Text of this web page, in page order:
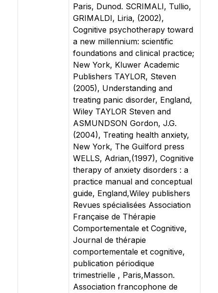
Paris, Dunod. SCRIMALI, Tullio,
GRIMALDI, Liria, (2002),
Cognitive psychotherapy toward
a new millennium: scientific
foundations and clinical practice;
New York, Kluwer Academic
Publishers TAYLOR, Steven
(2005), Understanding and
treating panic disorder, England,
Wiley TAYLOR Steven and
ASMUNDSON Gordon, J.G.
(2004), Treating health anxiety,
New York, The Guilford press
WELLS, Adrian,(1997), Cognitive
therapy of anxiety disorders : a
practice manual and conceptual
guide, England,Wiley publishers
Revues spécialisées Association
Française de Thérapie
Comportementale et Cognitive,
Journal de thérapie
comportementale et cognitive,
publication périodique
trimestrielle , Paris,Masson.
Association francophone de